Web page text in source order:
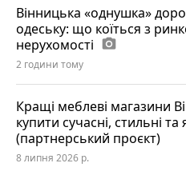
Вінницька «однушка»
одеську: що коїться з
нерухомості photo_camera
2 години тому
Кращі меблеві магазини
купити сучасні, стильні та
(партнерський проєкт)
8 липня 2026 р.